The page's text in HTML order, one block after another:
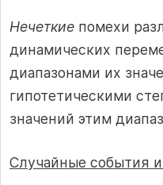
Нечеткие помехи
динамических
диапазонами их
гипотетическими
значений этим
Случайные события